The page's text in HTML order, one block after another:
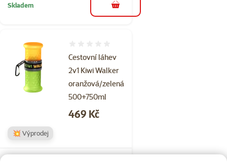
Skladem do košíku
Cestovní láhev
2v1 Kiwi Walker
oranžová/zelená
500+750ml
Cena
469 Kč
💥 Výprodej